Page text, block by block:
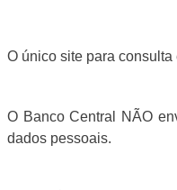
O único site para
O Banco Central NÃO
dados pessoais.